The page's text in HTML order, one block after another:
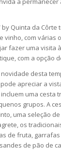
by Quinta da
vinho, com
fazer uma visita
com a opção
desta
apreciar a
uma cesta
grupos. A
uma seleção
os
de fruta,
de pão de